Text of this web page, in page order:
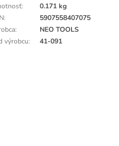
:
0.171 kg
:
5907558407075
:
NEO TOOLS
výrobcu: 41-091